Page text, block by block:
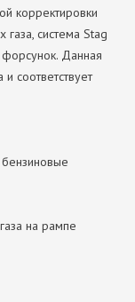
корректировки
система Stag
Данная
соответствует
на рампе